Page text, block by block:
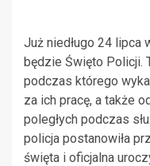
Już niedługo 24 lipca
będzie Święto Policji.
podczas którego
za ich pracę, a także
poległych podczas
policja postanowiła
święta i oficjalna